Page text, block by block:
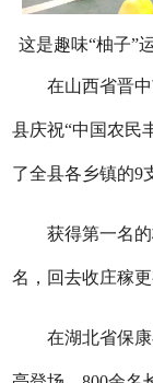
这是趣味“柚子”
在山西省晋中
县庆祝“中国农民
了全县各乡镇的9
获得第一名的
名，回去收庄稼
在湖北省保康